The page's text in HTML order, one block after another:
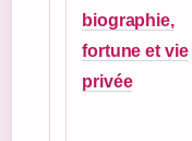
biographie,
fortune et vie
privée